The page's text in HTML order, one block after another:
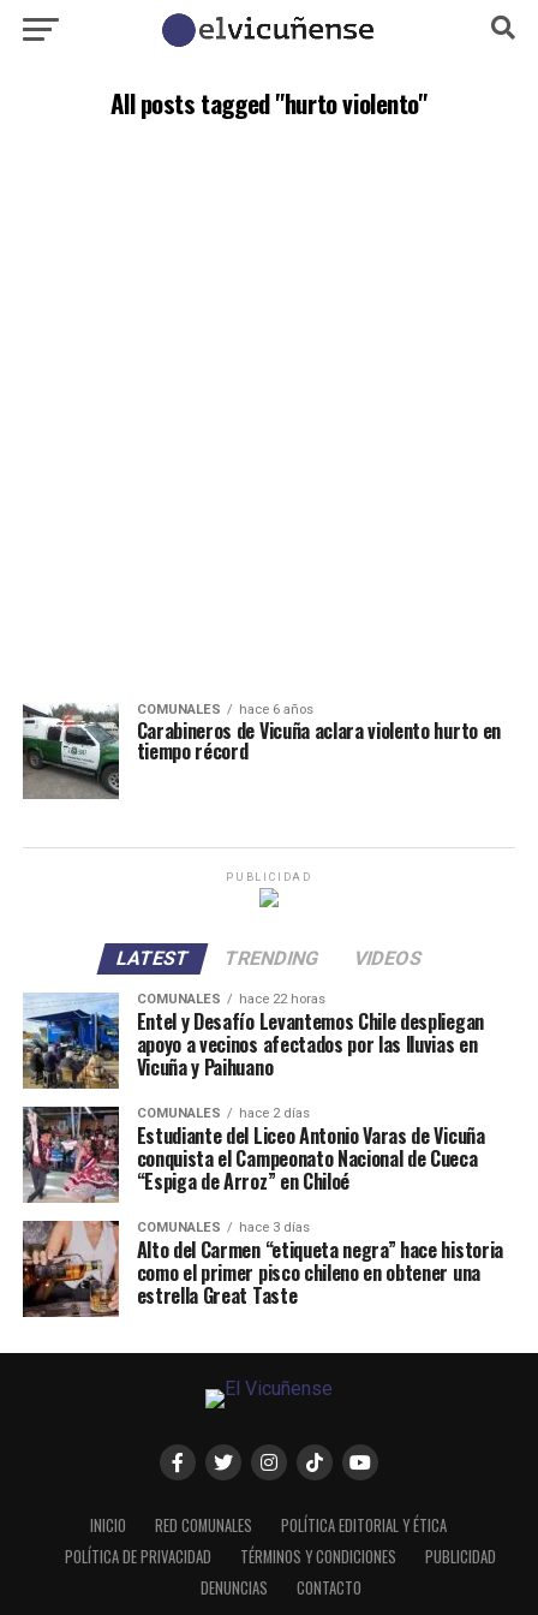
All posts tagged "hurto violento"
COMUNALES hace 6 años
Carabineros de Vicuña aclara violento hurto en
tiempo récord
PUBLICIDAD
LATEST TRENDING VIDEOS
COMUNALES hace 22 horas
Entel y Desafío Levantemos Chile despliegan
apoyo a vecinos afectados por las lluvias en
Vicuña y Paihuano
COMUNALES hace 2 días
Estudiante del Liceo Antonio Varas de Vicuña
conquista el Campeonato Nacional de Cueca
“Espiga de Arroz” en Chiloé
COMUNALES hace 3 días
Alto del Carmen “etiqueta negra” hace historia
como el primer pisco chileno en obtener una
estrella Great Taste
INICIO RED COMUNALES
POLÍTICA EDITORIAL Y ÉTICA
POLÍTICA DE PRIVACIDAD
TÉRMINOS Y CONDICIONES
PUBLICIDAD
DENUNCIAS
CONTACTO